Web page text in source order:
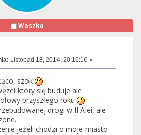
Waszko
Listopad 18, 2014, 20:16:16 »
szok
który się buduje ale
przyszłego roku
drogi w II Alei, ale
jeżeli chodzi o moje miasto